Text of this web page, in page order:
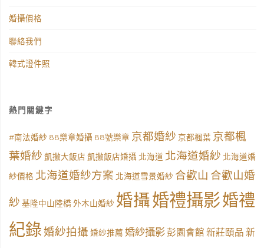
婚攝價格
聯絡我們
韓式證件照
熱門關鍵字
#南法婚紗 88樂章婚攝 88號樂章 京都婚紗 京都楓葉 京都楓
葉婚紗 凱撒大飯店 凱撒飯店婚攝 北海道 北海道婚紗 北海道婚
紗價格 北海道婚紗方案 北海道雪景婚紗 合歡山 合歡山婚
紗 基隆中山陸橋 外木山婚紗 婚攝婚禮攝影婚禮
紀錄婚紗拍攝 婚紗推薦 婚紗攝影彭園會館 新莊頤品 新